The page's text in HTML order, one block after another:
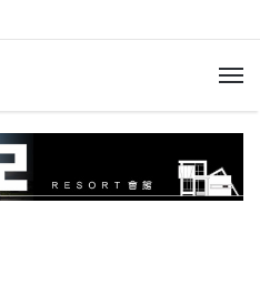
面 所幸未傷及路過行人